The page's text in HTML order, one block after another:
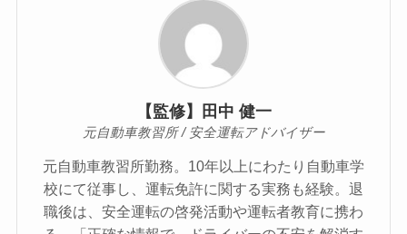
【監修】田中 健一
元自動車教習所 / 安全運転アドバイザー
元自動車教習所勤務。10年以上にわたり自動車学
校にて従事し、運転免許に関する実務も経験。退
職後は、安全運転の啓発活動や運転者教育に携わ